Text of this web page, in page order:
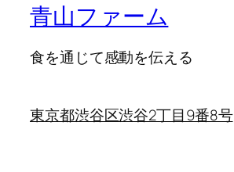
青山ファーム
食を通じて感動を伝える
東京都渋谷区渋谷2丁目9番8号